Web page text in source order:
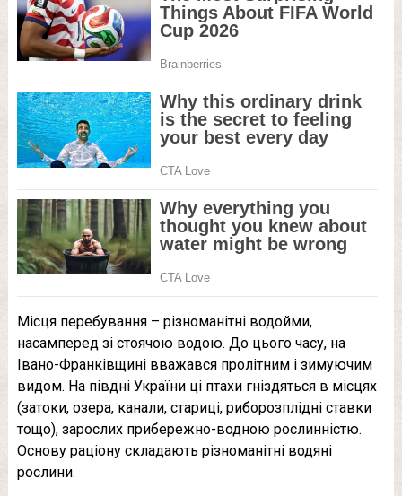
Місця перебування – різноманітні водойми,
насамперед зі стоячою водою. До цього часу, на
Івано-Франківщині вважався пролітним і зимуючим
видом. На півдні України ці птахи гніздяться в місцях
(затоки, озера, канали, стариці, риборозплідні ставки
тощо), зарослих прибережно-водною рослинністю.
Основу раціону складають різноманітні водяні
рослини.